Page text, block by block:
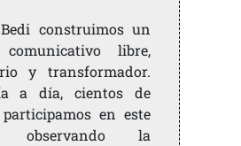
construimos un
comunicativo libre,
y transformador.
a día, cientos de
en este
observando la